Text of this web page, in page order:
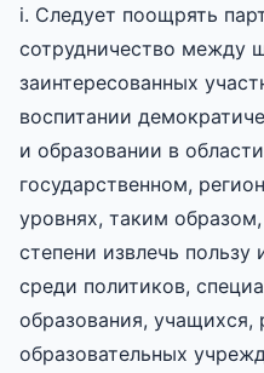
i. Следует поощрять
сотрудничество между
заинтересованных
воспитании
и образовании в
государственном,
уровнях, таким
степени извлечь
среди политиков,
образования, учащихся,
образовательных